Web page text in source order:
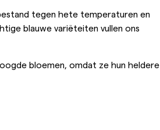
tegen hete temperaturen en
blauwe variëteiten vullen ons
bloemen, omdat ze hun heldere